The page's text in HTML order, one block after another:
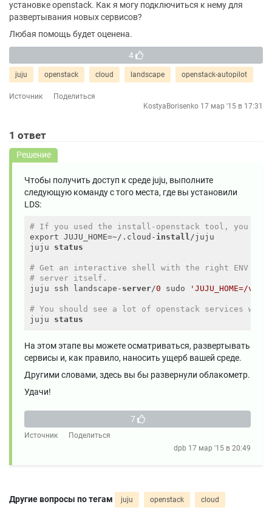
установке openstack. Как я могу подключиться к нему для
развертывания новых сервисов?
Любая помощь будет оценена.
4
juju openstack cloud landscape openstack-autopilot
Источник
Поделиться
KostyaBorisenko 17 мар '15 в 17:31
1 ответ
Решение
Чтобы получить доступ к среде juju, выполните
следующую команду с того места, где вы установили
LDS:
# If you used the install-openstack tool, you
export JUJU_HOME=~/.cloud- install/juju
juju status
# Get an interactive shell with the right ENV
# server itself.
juju ssh landscape- server/0 sudo 'JUJU_HOME=/
# You should see a lot of openstack services with
juju status
На этом этапе вы можете осматриваться, развертывать
сервисы и, как правило, наносить ущерб вашей среде.
Другими словами, здесь вы бы развернули облакометр.
Удачи!
7
Источник
Поделиться
dpb 17 мар '15 в 20:49
Другие вопросы по тегам juju openstack cloud